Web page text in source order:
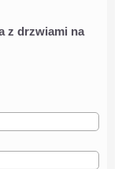
z drzwiami na